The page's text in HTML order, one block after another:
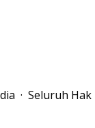
· Seluruh Hak